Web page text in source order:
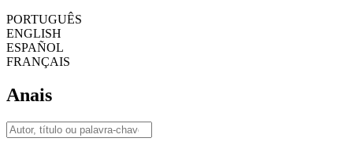
PORTUGUÊS
ENGLISH
ESPAÑOL
FRANÇAIS
Anais